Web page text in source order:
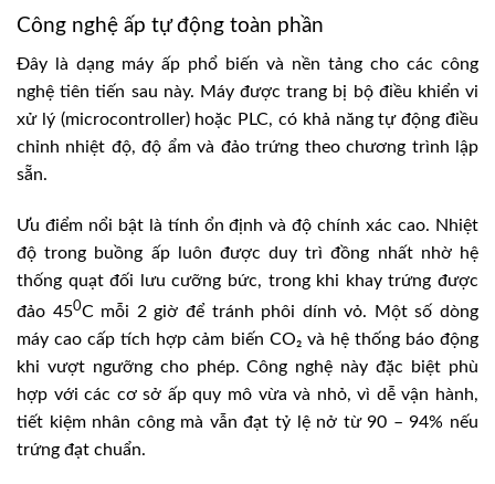
Công nghệ ấp tự động toàn phần
Đây là dạng máy ấp phổ biến và nền tảng cho các công
nghệ tiên tiến sau này. Máy được trang bị bộ điều khiển vi
xử lý (microcontroller) hoặc PLC, có khả năng tự động điều
chỉnh nhiệt độ, độ ẩm và đảo trứng theo chương trình lập
sẵn.
Ưu điểm nổi bật là tính ổn định và độ chính xác cao. Nhiệt
độ trong buồng ấp luôn được duy trì đồng nhất nhờ hệ
thống quạt đối lưu cưỡng bức, trong khi khay trứng được
đảo 450C mỗi 2 giờ để tránh phôi dính vỏ. Một số dòng
máy cao cấp tích hợp cảm biến CO₂ và hệ thống báo động
khi vượt ngưỡng cho phép. Công nghệ này đặc biệt phù
hợp với các cơ sở ấp quy mô vừa và nhỏ, vì dễ vận hành,
tiết kiệm nhân công mà vẫn đạt tỷ lệ nở từ 90 – 94% nếu
trứng đạt chuẩn.